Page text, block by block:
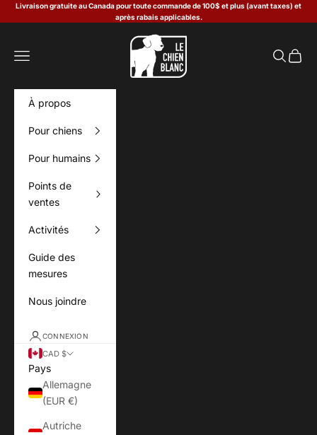
Passer au contenu
Livraison gratuite au Canada pour toute commande de 100$ et plus (avant taxes) et
après rabais applicables.
Le Chien Blanc
Menu
Panier
À propos
Pour chiens
Pour humains
Points de
ventes
Activités
Guide des
mesures
Nous joindre
CONNEXION
CAD $
Pays
Allemagne
(EUR €)
Autriche